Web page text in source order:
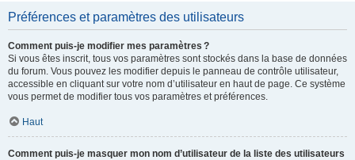
Préférences et paramètres des utilisateurs
Comment puis-je modifier mes paramètres ?
Si vous êtes inscrit, tous vos paramètres sont stockés dans la base de données
du forum. Vous pouvez les modifier depuis le panneau de contrôle utilisateur,
accessible en cliquant sur votre nom d’utilisateur en haut de page. Ce système
vous permet de modifier tous vos paramètres et préférences.
Haut
Comment puis-je masquer mon nom d’utilisateur de la liste des utilisateurs